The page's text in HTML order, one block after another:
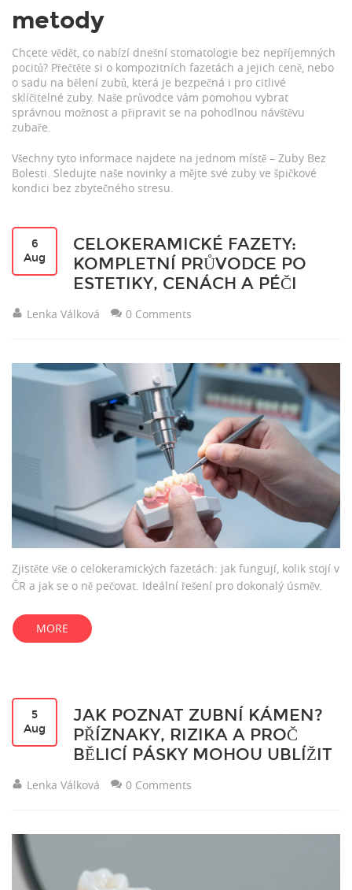
metody
Chcete vědět, co nabízí dnešní stomatologie bez nepříjemných
pocitů? Přečtěte si o kompozitních fazetách a jejich ceně, nebo
o sadu na bělení zubů, která je bezpečná i pro citlivé
sklíčitelné zuby. Naše průvodce vám pomohou vybrat
správnou možnost a připravit se na pohodlnou návštěvu
zubaře.
Všechny tyto informace najdete na jednom místě – Zuby Bez
Bolesti. Sledujte naše novinky a mějte své zuby ve špičkové
kondici bez zbytečného stresu.
6
Aug
CELOKERAMICKÉ FAZETY:
KOMPLETNÍ PRŮVODCE PO
ESTETIKY, CENÁCH A PÉČI
Lenka Válková 0 Comments
Zjistěte vše o celokeramických fazetách: jak fungují, kolik stojí v
ČR a jak se o ně pečovat. Ideální řešení pro dokonalý úsměv.
MORE
5
Aug
JAK POZNAT ZUBNÍ KÁMEN?
PŘÍZNAKY, RIZIKA A PROČ
BĚLICÍ PÁSKY MOHOU UBLÍŽIT
Lenka Válková 0 Comments